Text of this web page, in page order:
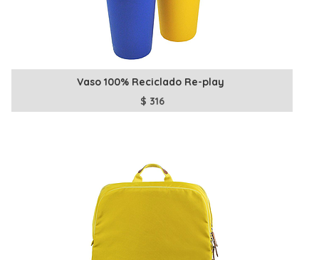
Vaso 100% Reciclado Re-play
$ 316